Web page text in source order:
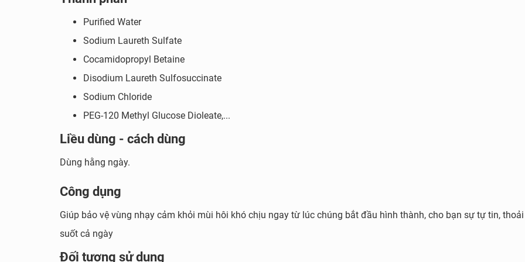
Thành phần chính
Lá trầu khôngvốn được biết đến là một loại thảo dược thiên nhiên có tác dụng trong việc vệ sinh và chăm
vùng kín. Với đặc tính chống oxy hóa cao, chiết xuất lá trầu không giúp làm giảm dịch tiết âm đạo, tiêu diệt
Bên cạnh đó, sự kết hợp giữa
vùng kín suốt cả ngày dài. Chị em phụ nữ không còn bận tâm mà thoải mái tận hưởng 24 giờ tươi mát.
Disodium Laureth Sulfosuccinate
năng thích ứng của da với Natri Laureth Sulfate. Thực nghiệm đã chứng minh, da giảm kích ứng rõ rệt khi
Purified Water
Sodium Laureth Sulfate
Cocamidopropyl Betaine
Disodium Laureth Sulfosuccinate
Sodium Chloride
PEG-120 Methyl Glucose Dioleate,...
Liều dùng - cách dùng
Dùng hằng ngày.
Công dụng
Giúp bảo vệ vùng nhạy cảm khỏi mùi hôi khó chịu ngay từ lúc chúng bắt đầu hình thành, cho bạn sự tự tin,
suốt cả ngày
Đối tượng sử dụng